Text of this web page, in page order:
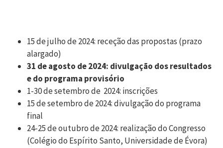
15 de julho de 2024: receção das propostas (prazo
alargado)
31 de agosto de 2024: divulgação dos resultados
e do programa provisório
1-30 de setembro de 2024: inscrições
15 de setembro de 2024: divulgação do programa
final
24-25 de outubro de 2024: realização do Congresso
(Colégio do Espírito Santo, Universidade de Évora)